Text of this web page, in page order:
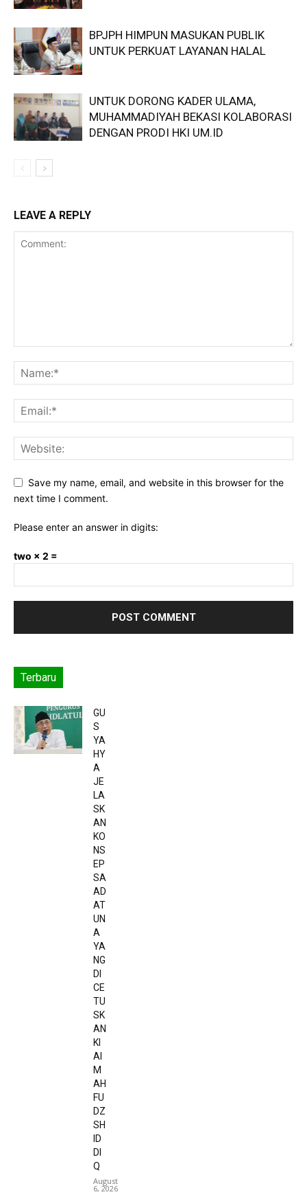
BPJPH HIMPUN MASUKAN PUBLIK
UNTUK PERKUAT LAYANAN HALAL
UNTUK DORONG KADER ULAMA,
MUHAMMADIYAH BEKASI KOLABORASI
DENGAN PRODI HKI UM.ID
LEAVE A REPLY
Save my name, email, and website in this browser for the
next time I comment.
Please enter an answer in digits:
two × 2 =
Terbaru
GU
S
YA
HY
A
JE
LA
SK
AN
KO
NS
EP
SA
AD
AT
UN
A
YA
NG
DI
CE
TU
SK
AN
KI
AI
M
AH
FU
DZ
SH
ID
DI
Q
August
6, 2026